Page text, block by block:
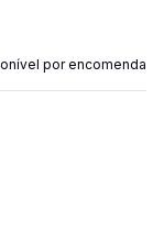
por encomenda